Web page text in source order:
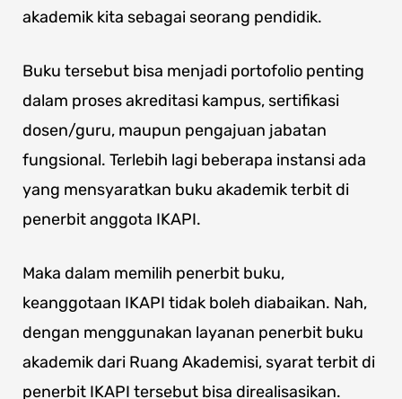
akademik kita sebagai seorang pendidik.
Buku tersebut bisa menjadi portofolio penting
dalam proses akreditasi kampus, sertifikasi
dosen/guru, maupun pengajuan jabatan
fungsional. Terlebih lagi beberapa instansi ada
yang mensyaratkan buku akademik terbit di
penerbit anggota IKAPI.
Maka dalam memilih penerbit buku,
keanggotaan IKAPI tidak boleh diabaikan. Nah,
dengan menggunakan layanan penerbit buku
akademik dari Ruang Akademisi, syarat terbit di
penerbit IKAPI tersebut bisa direalisasikan.